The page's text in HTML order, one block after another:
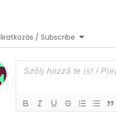
/ Subscribe